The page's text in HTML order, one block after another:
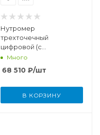
Нутромер
трехточечный
цифровой (с
установочным кольцом)
размерность 20-25 мм /
0,79-0,98"
Много
68 510₽/шт
В КОРЗИНУ